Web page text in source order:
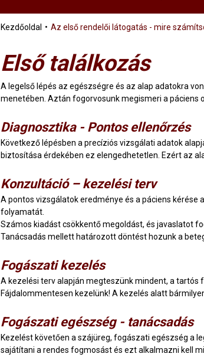
Kezdőoldal Az első rendelői látogatás - mire
Első találkozás
A legelső lépés az egészségre és az alap adatokra
menetében. Aztán fogorvosunk megismeri a
Diagnosztika - Pontos ellenőrzés
Következő lépésben a precíziós vizsgálati adatok
biztosítása érdekében ez elengedhetetlen. Ezért az
Konzultáció – kezelési terv
A pontos vizsgálatok eredménye és a páciens
folyamatát.
Számos kiadást csökkentő megoldást, és javaslatot
Tanácsadás mellett határozott döntést hozunk a
Fogászati kezelés
A kezelési terv alapján megteszünk mindent, a tartós
Fájdalommentesen kezelünk! A kezelés alatt
Fogászati egészség - tanácsadás
Kezelést követően a szájüreg, fogászati egészség a
sajátítani a rendes fogmosást és ezt alkalmazni kell